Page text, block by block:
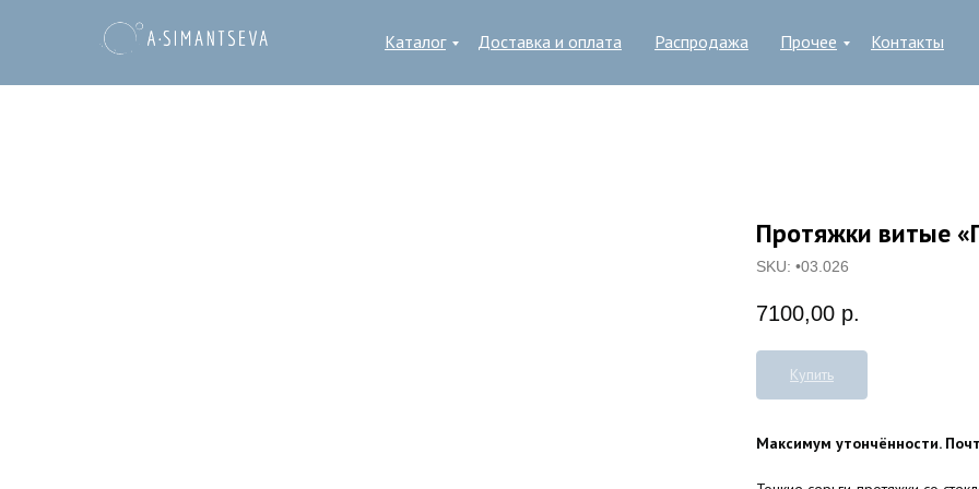
Каталог Контакты
Доставка и оплата Прочее
Распродажа
Протяжки витые
SKU: •03.026
7100,00 р.
Купить
Максимум утончённости.